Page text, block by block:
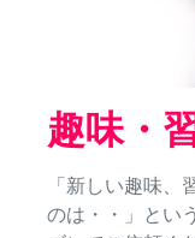
趣味・
「新しい趣味、
のは・・」とい